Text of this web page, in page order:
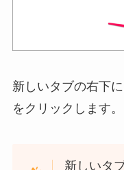
新しいタブの右下
をクリックします。
新しいタ